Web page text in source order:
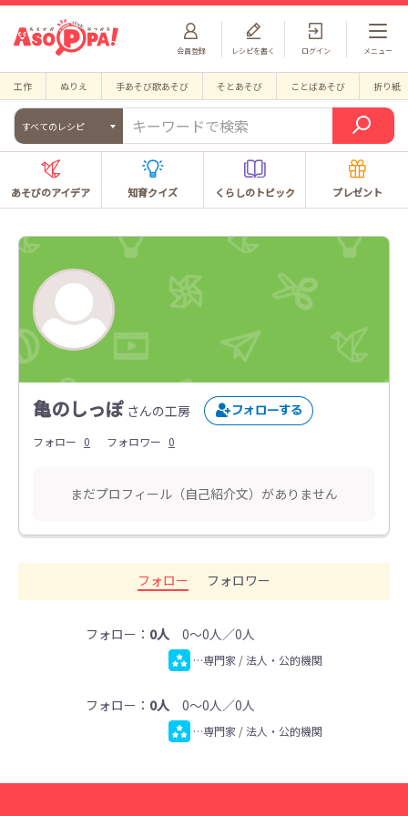
会員登録 ログイン
レシピを書く メニュー
工作 ぬりえ 手あそび歌あそび そとあそび ことばあそび 折り紙
すべてのレシピ
あそびのアイデア 知育クイズ くらしのトピック プレゼント
亀のしっぽ さんの工房
フォロー 0 フォロワー 0
まだプロフィール（自己紹介文）がありません
フォロー フォロワー
フォロー： 0人0～0人／0人
…専門家 / 法人・公的機関
フォロー： 0人0～0人／0人
…専門家 / 法人・公的機関